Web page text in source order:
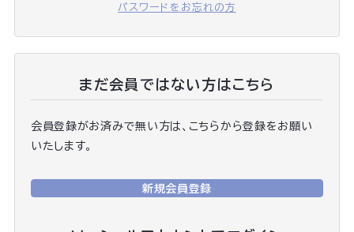
パスワードをお忘れの方
まだ会員ではない方はこちら
会員登録がお済みで無い方は、こちらから登録をお願い
いたします。
新規会員登録